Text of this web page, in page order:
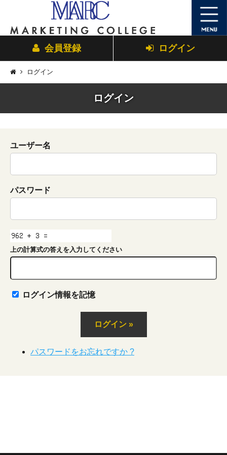
会員登録 ログイン
ログイン
ログイン
ユーザー名
パスワード
上の計算式の答えを入力してください
ログイン情報を記憶
パスワードをお忘れですか ?